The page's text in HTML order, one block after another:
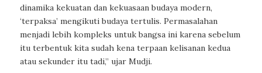
dinamika kekuatan dan kekuasaan budaya modern,
‘terpaksa’ mengikuti budaya tertulis. Permasalahan
menjadi lebih kompleks untuk bangsa ini karena sebelum
itu terbentuk kita sudah kena terpaan kelisanan kedua
atau sekunder itu tadi,” ujar Mudji.